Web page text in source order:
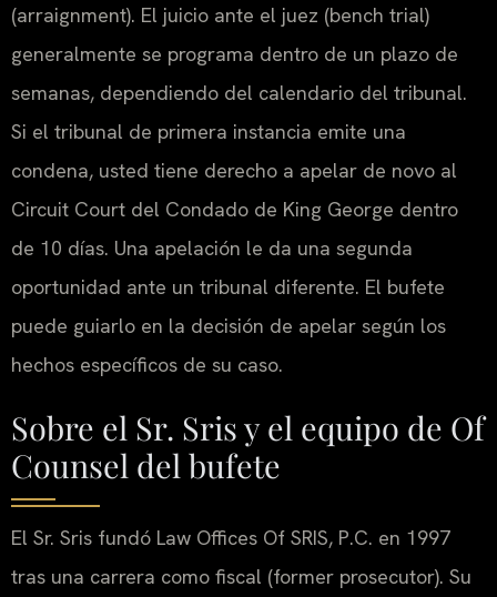
(arraignment). El juicio ante el juez (bench trial)
generalmente se programa dentro de un plazo de
semanas, dependiendo del calendario del tribunal.
Si el tribunal de primera instancia emite una
condena, usted tiene derecho a apelar de novo al
Circuit Court del Condado de King George dentro
de 10 días. Una apelación le da una segunda
oportunidad ante un tribunal diferente. El bufete
puede guiarlo en la decisión de apelar según los
hechos específicos de su caso.
Sobre el Sr. Sris y el equipo de Of
Counsel del bufete
El Sr. Sris fundó Law Offices Of SRIS, P.C. en 1997
tras una carrera como fiscal (former prosecutor). Su